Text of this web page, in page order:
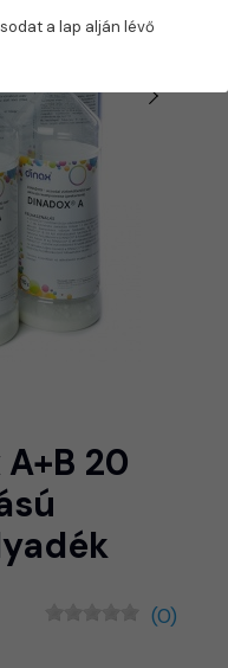
20
(0)
a lap alján lévő